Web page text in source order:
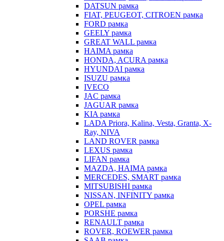
DATSUN рамка
FIAT, PEUGEOT, CITROEN рамка
FORD рамка
GEELY рамка
GREAT WALL рамка
HAIMA рамка
HONDA, ACURA рамка
HYUNDAI рамка
ISUZU рамка
IVECO
JAC рамка
JAGUAR рамка
KIA рамка
LADA Priora, Kalina, Vesta, Granta, X-
Ray, NIVA
LAND ROVER рамка
LEXUS рамка
LIFAN рамка
MAZDA, HAIMA рамка
MERCEDES, SMART рамка
MITSUBISHI рамка
NISSAN, INFINITY рамка
OPEL рамка
PORSHE рамка
RENAULT рамка
ROVER, ROEWER рамка